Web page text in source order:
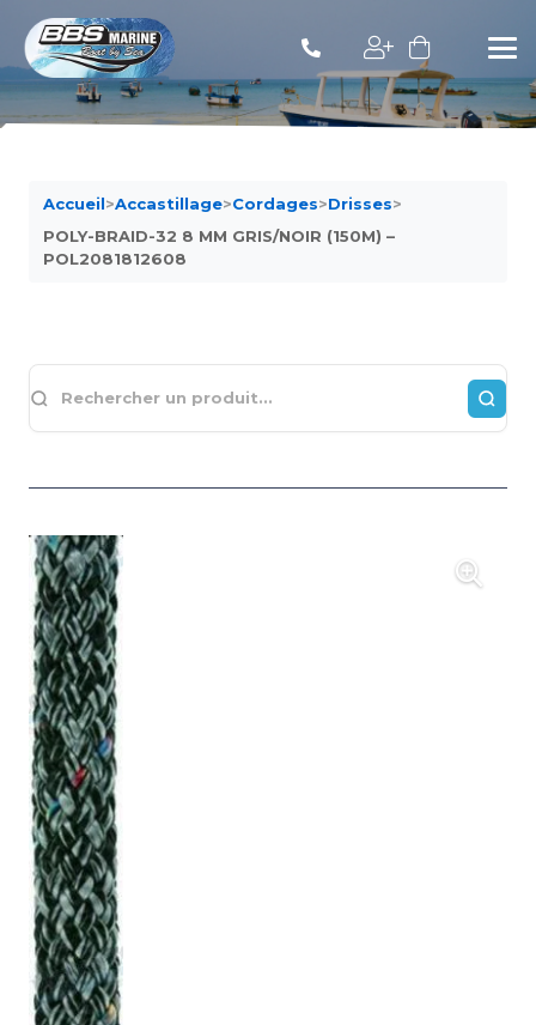
Accueil>Accastillage>Cordages>Drisses>
POLY-BRAID-32 8 MM GRIS/NOIR (150M) –
POL2081812608